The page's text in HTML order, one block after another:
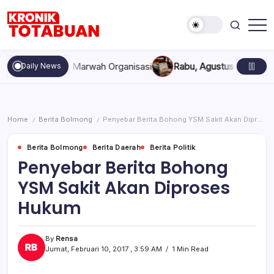
content
Totabuan
hari
ini
Kronik
Daily News
Marwah Organisasi Rabu, Agustus 5, 2026 , 11:44 AM
Home / Berita Bolmong / Penyebar Berita Bohong YSM Sakit Akan Diproses Hukum
Berita Bolmong Berita Daerah Berita Politik
Penyebar Berita Bohong
YSM Sakit Akan Diproses
Hukum
By Rensa
Jumat, Februari 10, 2017 , 3:59 AM
1 Min Read